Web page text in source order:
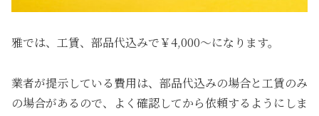
雅では、工賃、部品代込みで￥4,000～になります。
業者が提示している費用は、部品代込みの場合と工賃のみ
の場合があるので、よく確認してから依頼するようにしま